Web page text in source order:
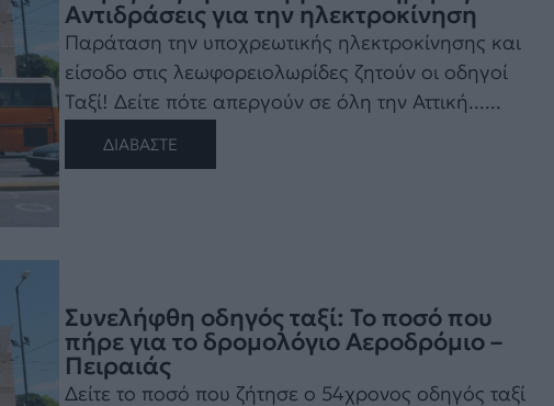
Αντιδράσεις για την ηλεκτροκίνηση
Παράταση την υποχρεωτικής ηλεκτροκίνησης και
είσοδο στις λεωφορειολωρίδες ζητούν οι οδηγοί
Ταξί! Δείτε πότε απεργούν σε όλη την Αττική......
ΔΙΑΒΑΣΤΕ
Συνελήφθη οδηγός ταξί: Το ποσό που
πήρε για το δρομολόγιο Αεροδρόμιο –
Πειραιάς
Δείτε το ποσό που ζήτησε ο 54χρονος οδηγός ταξί